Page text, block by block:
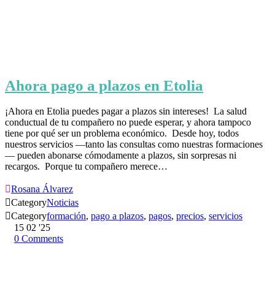
Ahora pago a plazos en Etolia
¡Ahora en Etolia puedes pagar a plazos sin intereses! ⁣ La salud
conductual de tu compañero no puede esperar, y ahora tampoco
tiene por qué ser un problema económico. ⁣ Desde hoy, todos
nuestros servicios —tanto las consultas como nuestras formaciones
— pueden abonarse cómodamente a plazos, sin sorpresas ni
recargos. ⁣ Porque tu compañero merece…
Rosana Álvarez
CategoryNoticias
Categoryformación, pago a plazos, pagos, precios, servicios
15 02 '25
0 Comments